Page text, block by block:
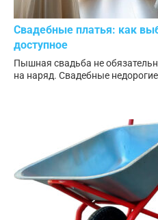
Свадебные платья: как
доступное
Пышная свадьба не
на наряд. Свадебные